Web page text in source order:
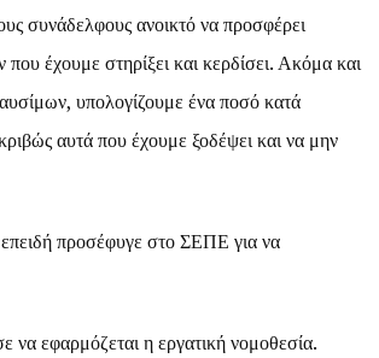
συνάδελφους ανοικτό να προσφέρει
έχουμε στηρίξει και κερδίσει. Ακόμα και
υπολογίζουμε ένα ποσό κατά
αυτά που έχουμε ξοδέψει και να μην
επειδή προσέφυγε στο ΣΕΠΕ για να
να εφαρμόζεται η εργατική νομοθεσία.